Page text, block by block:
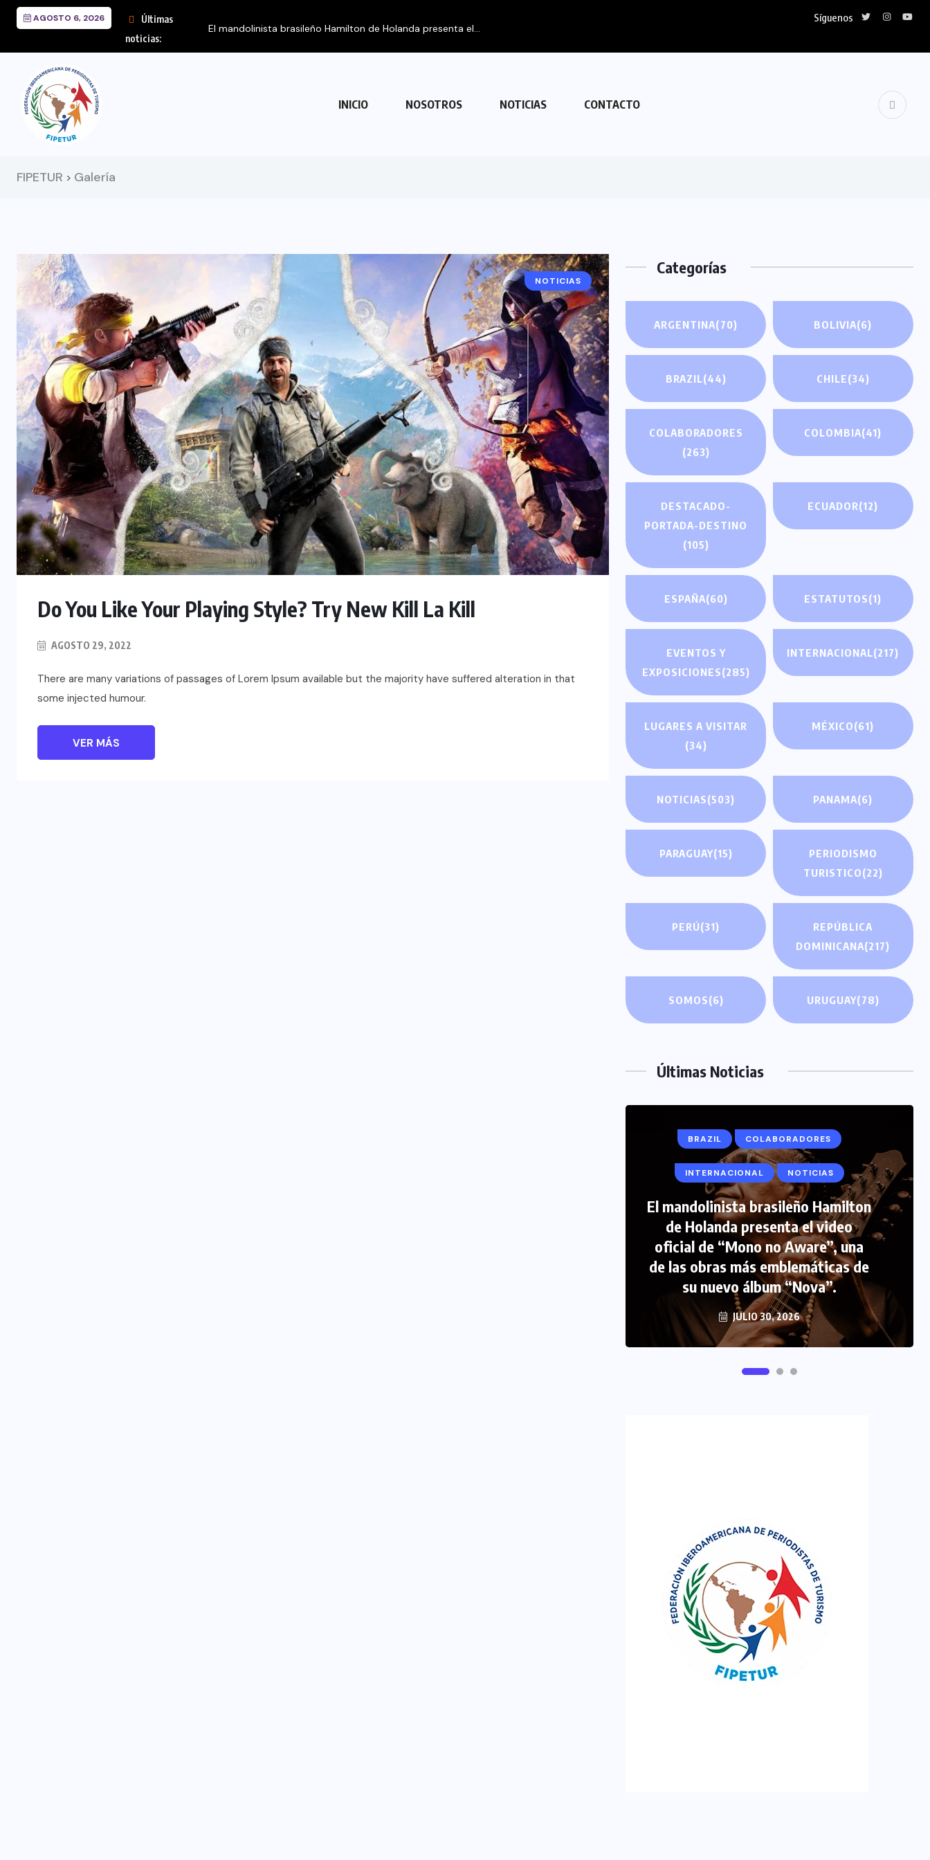
AGOSTO 6, 2026
Últimas
noticias:
El mandolinista brasileño Hamilton de Holanda presenta el...
Síguenos
INICIO NOSOTROS NOTICIAS CONTACTO
FIPETUR > Galería
NOTICIAS
Do You Like Your Playing Style? Try New Kill La Kill
AGOSTO 29, 2022
There are many variations of passages of Lorem Ipsum available but the majority have suffered alteration in that
some injected humour.
VER MÁS
Categorías
ARGENTINA(70) BOLIVIA(6)
BRAZIL(44) CHILE(34)
COLABORADORES
(263)
COLOMBIA(41)
DESTACADO-
PORTADA-DESTINO
(105)
ECUADOR(12)
ESPAÑA(60) ESTATUTOS(1)
EVENTOS Y
EXPOSICIONES(285)
INTERNACIONAL(217)
LUGARES A VISITAR
(34)
MÉXICO(61)
NOTICIAS(503) PANAMA(6)
PARAGUAY(15)
PERIODISMO
TURISTICO(22)
PERÚ(31)
REPÚBLICA
DOMINICANA(217)
SOMOS(6) URUGUAY(78)
Últimas Noticias
BRAZIL COLABORADORES
INTERNACIONAL NOTICIAS
El mandolinista brasileño Hamilton
de Holanda presenta el video
oficial de “Mono no Aware”, una
de las obras más emblemáticas de
su nuevo álbum “Nova”.
JULIO 30, 2026
COLABORADORES INTERNACIONAL
NOTICIAS PERIODISMO TURISTICO
FIPETUR se solidariza con
Venezuela
JUNIO 29, 2026